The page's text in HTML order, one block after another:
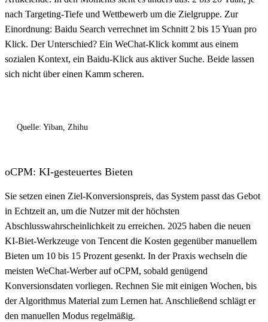
nach Targeting-Tiefe und Wettbewerb um die Zielgruppe. Zur
Einordnung: Baidu Search verrechnet im Schnitt 2 bis 15 Yuan pro
Klick. Der Unterschied? Ein WeChat-Klick kommt aus einem
sozialen Kontext, ein Baidu-Klick aus aktiver Suche. Beide lassen
sich nicht über einen Kamm scheren.
Quelle: Yiban, Zhihu
oCPM: KI-gesteuertes Bieten
Sie setzen einen Ziel-Konversionspreis, das System passt das Gebot
in Echtzeit an, um die Nutzer mit der höchsten
Abschlusswahrscheinlichkeit zu erreichen. 2025 haben die neuen
KI-Biet-Werkzeuge von Tencent die Kosten gegenüber manuellem
Bieten um 10 bis 15 Prozent gesenkt. In der Praxis wechseln die
meisten WeChat-Werber auf oCPM, sobald genügend
Konversionsdaten vorliegen. Rechnen Sie mit einigen Wochen, bis
der Algorithmus Material zum Lernen hat. Anschließend schlägt er
den manuellen Modus regelmäßig.